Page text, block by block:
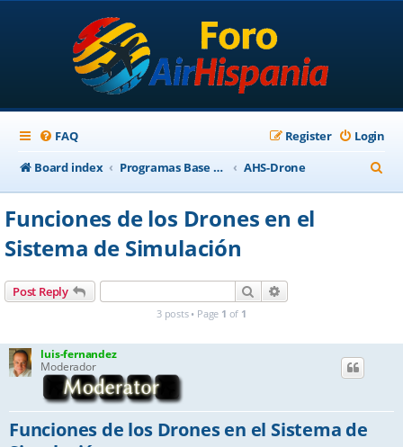
FAQ Login
Register
Board index
Programas Base AirHispania AHS-Drone
e
Funciones de los Drones en el
Sistema de Simulación
Post Reply Search
3 posts • Page 1 of 1
luis-fernandez
Moderador
Funciones de los Drones en el Sistema de